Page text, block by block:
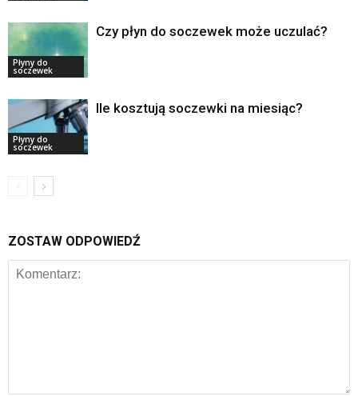
Płyny do
soczewek
Czy płyn do soczewek może uczulać?
Płyny do
soczewek
Ile kosztują soczewki na miesiąc?
ZOSTAW ODPOWIEDŹ